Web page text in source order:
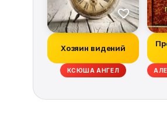
Хозяин видений
КСЮША АНГЕЛ